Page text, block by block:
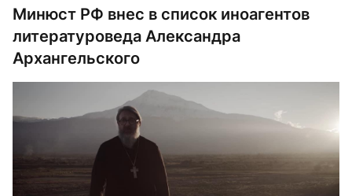
Минюст РФ внес в список иноагентов
литературоведа Александра
Архангельского